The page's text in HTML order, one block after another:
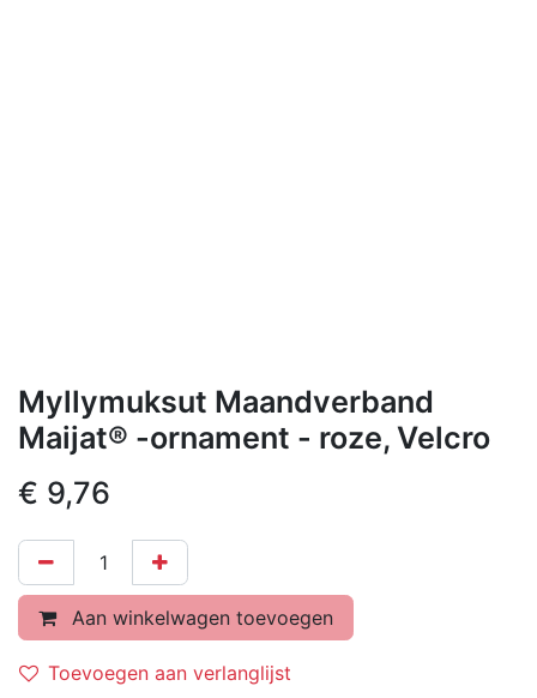
Myllymuksut Maandverband
Maijat® -ornament - roze, Velcro
€ 9,76
Aan winkelwagen toevoegen
Toevoegen aan verlanglijst